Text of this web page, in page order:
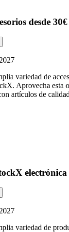
desde
variedad de
Aprovecha esta
artículos de
electrónica
variedad de